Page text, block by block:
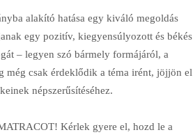
alakító hatása egy kiváló megoldás
egy pozitív, kiegyensúlyozott és békés
– legyen szó bármely formájáról, a
csak érdeklődik a téma irént, jöjjön el
népszerűsítéséhez.
Kérlek gyere el, hozd le a